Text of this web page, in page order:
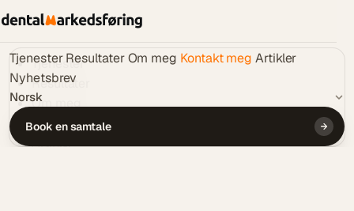
Tjenester
Resultater
Om meg
Kontakt meg
Artikler
TjenesterResultaterOm meg Kontakt megArtikler
Nyhetsbrev
Norsk
Book en samtale